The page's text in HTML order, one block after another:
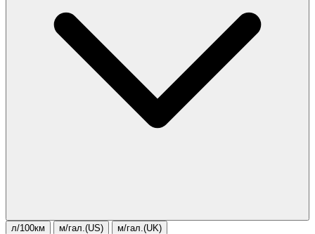
л/100км м/гал.(US) м/гал.(UK)